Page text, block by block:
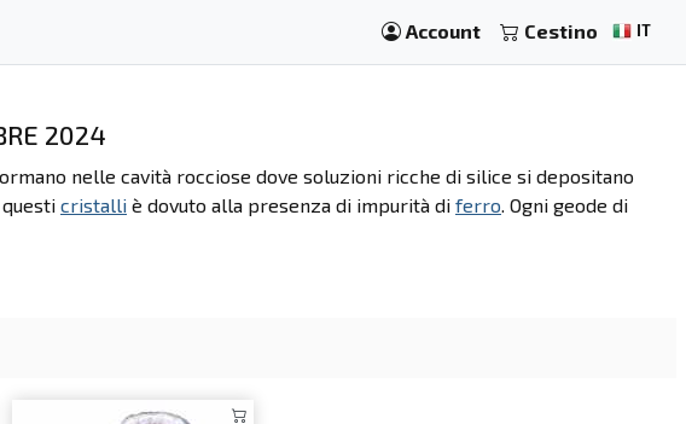
Account Cestino IT
2024
nelle cavità rocciose dove soluzioni ricche di silice si depositano
cristalli è dovuto alla presenza di impurità di ferro. Ogni geode di